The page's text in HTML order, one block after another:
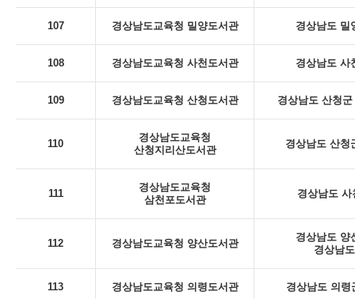
107 경상남도교육청 밀양도서관 경상남도 밀
108 경상남도교육청 사천도서관 경상남도 사
109 경상남도교육청 산청도서관 경상남도 산청
110
경상남도교육청
산청지리산도서관
경상남도 산청
111
경상남도교육청
삼천포도서관
경상남도 사
112 경상남도교육청 양산도서관
경상남도 양
경상남
113 경상남도교육청 의령도서관 경상남도 의령